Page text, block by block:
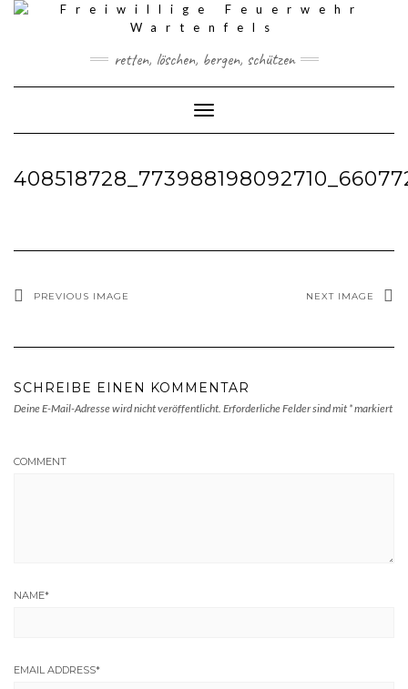
Skip
retten, löschen, bergen, schützen
Toggle Navigation
PREVIOUS IMAGE NEXT IMAGE
SCHREIBE EINEN KOMMENTAR
Deine E-Mail-Adresse wird nicht veröffentlicht. Erforderliche Felder sind mit *markiert
COMMENT
NAME*
EMAIL ADDRESS*